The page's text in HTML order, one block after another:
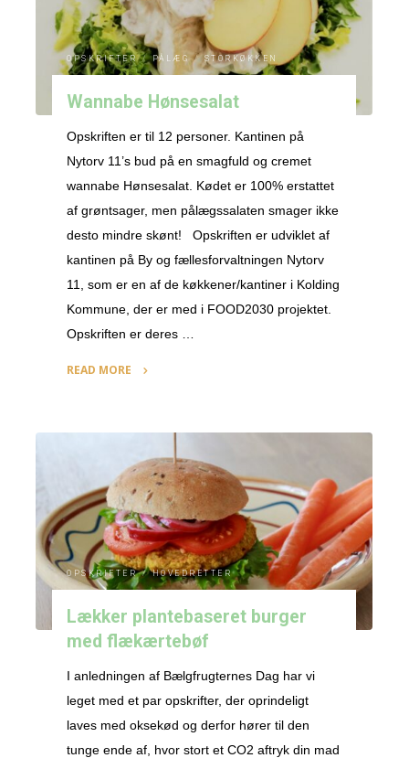
OPSKRIFTER / PÅLÆG / STORKØKKEN
Wannabe Hønsesalat
Opskriften er til 12 personer. Kantinen på
Nytorv 11’s bud på en smagfuld og cremet
wannabe Hønsesalat. Kødet er 100% erstattet
af grøntsager, men pålægssalaten smager ikke
desto mindre skønt! Opskriften er udviklet af
kantinen på By og fællesforvaltningen Nytorv
11, som er en af de køkkener/kantiner i Kolding
Kommune, der er med i FOOD2030 projektet.
Opskriften er deres …
READ MORE
OPSKRIFTER / HOVEDRETTER
Lækker plantebaseret burger
med flækærtebøf
I anledningen af Bælgfrugternes Dag har vi
leget med et par opskrifter, der oprindeligt
laves med oksekød og derfor hører til den
tunge ende af, hvor stort et CO2 aftryk din mad